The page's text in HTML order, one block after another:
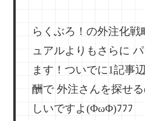
らくぶろ！の外注化戦
ュアルよりもさらに
ます！ついでに1記事
酬で外注さんを探せ
しいですよ(ΦωΦ)ﾌﾌﾌ